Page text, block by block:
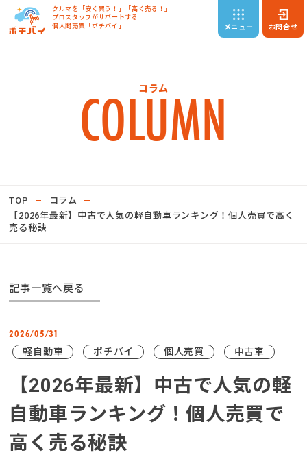
クルマを「安く買う！」「高く売る！」
プロスタッフがサポートする
個人間売買「ポチバイ」 メニュー お問合せ
コラム
COLUMN
TOP
コラム
【2026年最新】中古で人気の軽自動車ランキング！個人売買で高く
売る秘訣
記事一覧へ戻る
2026/05/31
軽自動車 ポチバイ 個人売買 中古車
【2026年最新】中古で人気の軽
自動車ランキング！個人売買で
高く売る秘訣